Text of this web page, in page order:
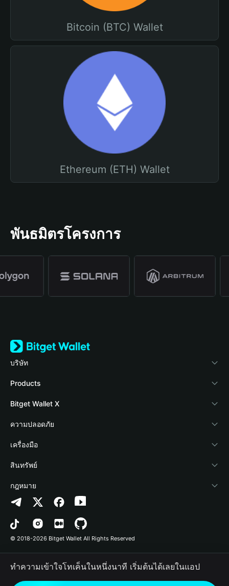
Bitcoin (BTC) Wallet
Ethereum (ETH) Wallet
พันธมิตรโครงการ
บริษัท
เกี่ยวกับ Bitget Wallet
Blog
Academy
ข่าวสารด้านคริปโต
ศูนย์ช่วยเหลือ
ติดต่อเรา
ทรัพยากรข้อมูลของแบรนด์
อาชีพ
Products
Crypto Card
Stablecoin Earn
Payfi Crypto
Crypto Swap API
Altcoin Season Index
Prediction Markets
DApp
RWA
Bitget Wallet X
นักพัฒนา
เชื่อมต่อ Wallet
Bitget Wallet Pay
ลิสต์โปรเจกต์
ความปลอดภัย
Protection Fund
เทคโนโลยีความปลอดภัย
เครื่องมือ
ซื้อคริปโต
การตรวจจับการอนุญาต
การตรวจจับสัญญา
การโอนเป็นชุด
สินทรัพย์
Arbitrum
Avalanche
Bitcoin
Polygon
กฎหมาย
นโยบายความเป็นส่วนตัว
ข้อตกลงในการใช้บริการ
© 2018-2026 Bitget Wallet All Rights Reserved
ทำความเข้าใจโทเค็นในหนึ่งนาที เริ่มต้นได้เลยในแอป